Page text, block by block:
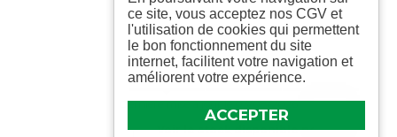
ACCEPTER
ce site, vous acceptez nos CGV et
l'utilisation de cookies qui permettent
le bon fonctionnement du site
internet, facilitent votre navigation et
améliorent votre expérience.
En stock
Dernière mise à jour le 03/08/2026
Voir le stock disponible pour